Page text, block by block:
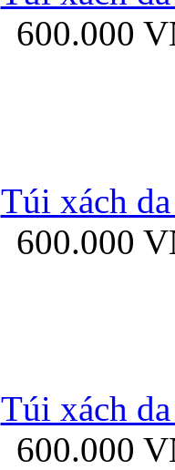
Bao da iPhone 5
600.000
Túi xách
600.000
Túi xách
600.000